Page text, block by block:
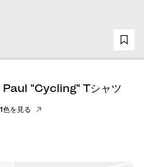
"Cycling" Tシャツ
色を見る